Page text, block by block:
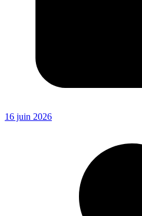
16 juin 2026